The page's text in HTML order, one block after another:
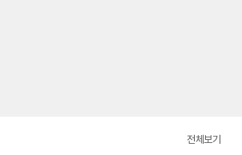
전체보기